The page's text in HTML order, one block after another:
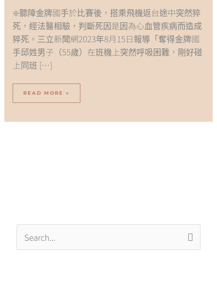
❇️聽障金牌國手於比賽後，搭乘飛機返台途中突然猝
死，經法醫相驗，判斷死因是因為心血管疾病而造成
猝死。三立新聞網2023年8月15日報導「奪得金牌國
手邱姓男子（55歲）在班機上突然呼吸困難，剛好碰
上同班 […]
式
READ MORE »